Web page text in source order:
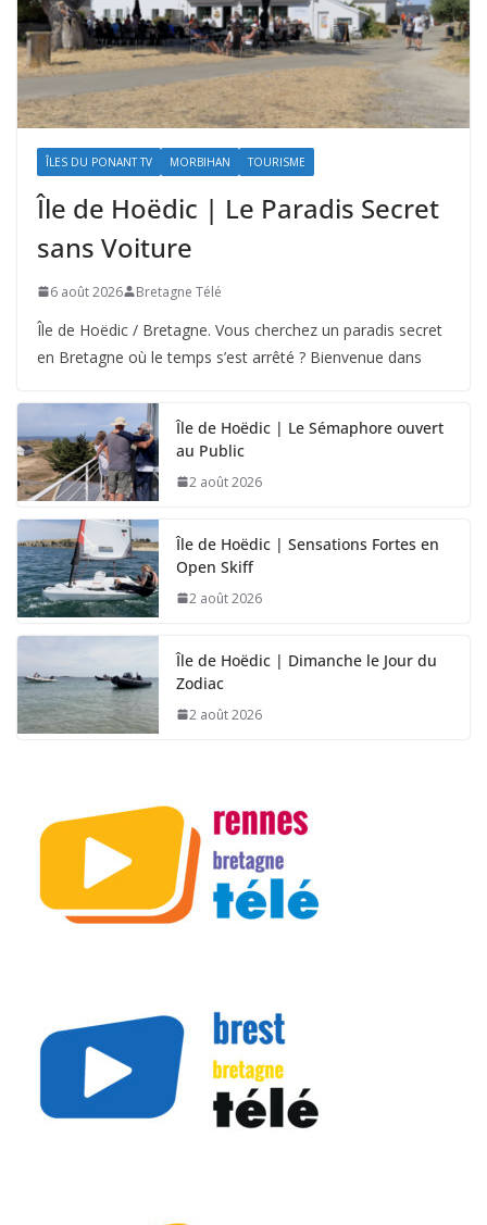
ÎLES DU PONANT TV MORBIHAN TOURISME
Île de Hoëdic | Le Paradis Secret
sans Voiture
6 août 2026 Bretagne Télé
Île de Hoëdic / Bretagne. Vous cherchez un paradis secret
en Bretagne où le temps s’est arrêté ? Bienvenue dans
Île de Hoëdic | Le Sémaphore ouvert
au Public
2 août 2026
Île de Hoëdic | Sensations Fortes en
Open Skiff
2 août 2026
Île de Hoëdic | Dimanche le Jour du
Zodiac
2 août 2026